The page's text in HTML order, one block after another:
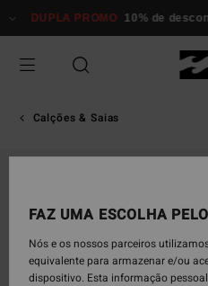
para
informação
DUPLA PROMO 10% de
Calções & Saias
FAZ UMA ESCOLHA
Nós e os nossos parceiros
equivalente para armazenar e/ou
dispositivo. Esta informação